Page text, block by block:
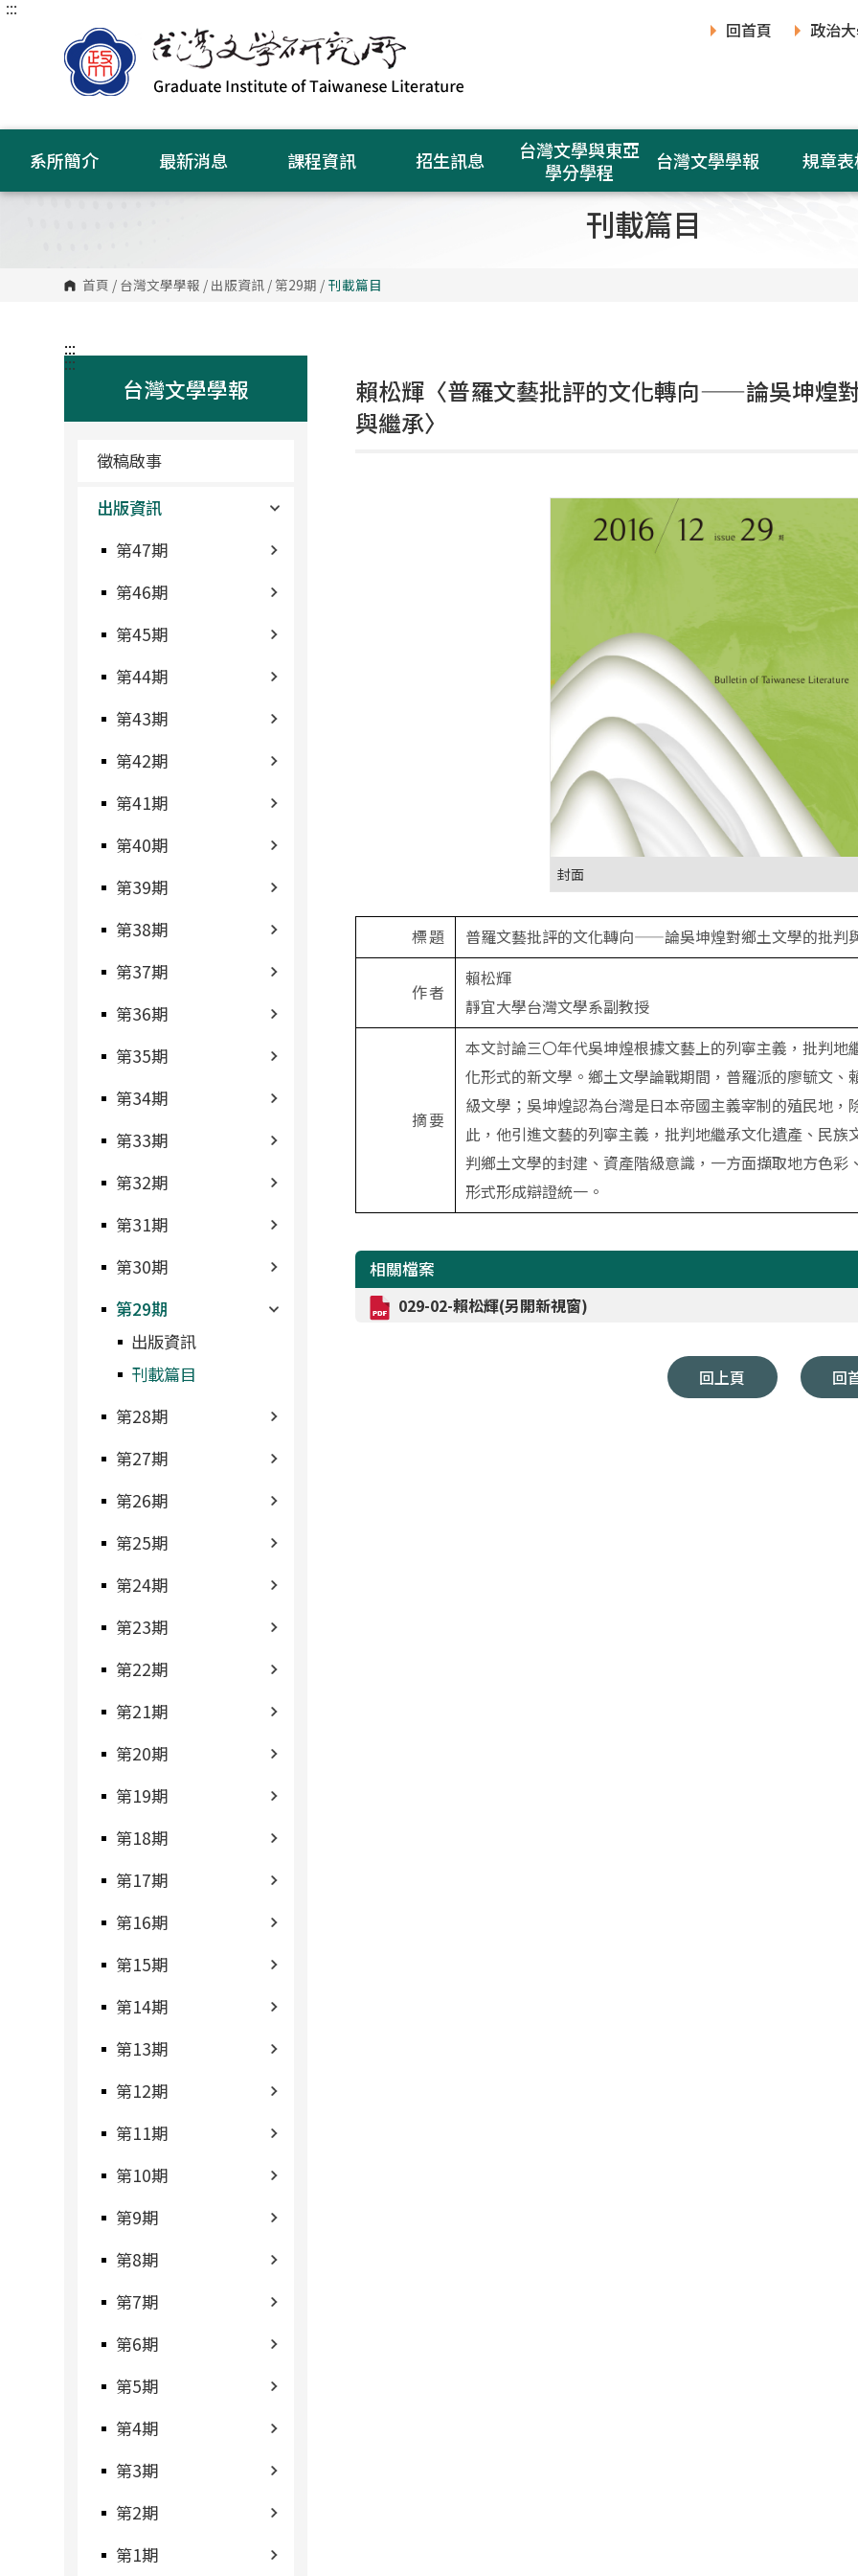
跳
:::
回首頁
政治
系所簡介 最新消息 課程資訊 招生訊息
台灣文學與東亞
學分學程
台灣文學學報 規章
刊載篇目
首頁 / 台灣文學學報 / 出版資訊 / 第29期 / 刊載篇目
:::
台灣文學學報
徵稿啟事
出版資訊
第47期
第46期
第45期
第44期
第43期
第42期
第41期
第40期
第39期
第38期
第37期
第36期
第35期
第34期
第33期
第32期
第31期
第30期
第29期
出版資訊
刊載篇目
第28期
第27期
第26期
第25期
第24期
第23期
第22期
第21期
第20期
第19期
第18期
第17期
第16期
第15期
第14期
第13期
第12期
第11期
第10期
第9期
第8期
第7期
第6期
第5期
第4期
第3期
第2期
第1期
:::
賴松輝〈普羅文藝批評的文化轉向——論吳坤煌
與繼承〉
封面
標題 普羅文藝批評的文化轉向——論吳坤煌對鄉土文學的批判
作者
賴松輝
靜宜大學台灣文學系副教授
摘要
本文討論三〇年代吳坤煌根據文藝上的列寧主義，批判
化形式的新文學。鄉土文學論戰期間，普羅派的廖毓文
級文學；吳坤煌認為台灣是日本帝國主義宰制的殖民地
此，他引進文藝的列寧主義，批判地繼承文化遺產、民
判鄉土文學的封建、資產階級意識，一方面擷取地方色
形式形成辯證統一。
相關檔案
029-02-賴松輝(另開新視窗)
回上頁 回